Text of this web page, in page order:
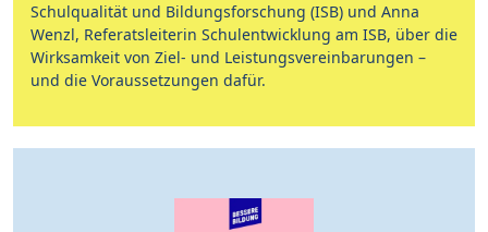
Schulqualität und Bildungsforschung (ISB) und Anna
Wenzl, Referatsleiterin Schulentwicklung am ISB, über die
Wirksamkeit von Ziel- und Leistungsvereinbarungen –
und die Voraussetzungen dafür.